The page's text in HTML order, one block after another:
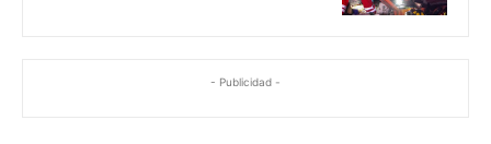
- Publicidad -